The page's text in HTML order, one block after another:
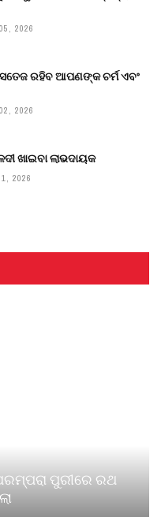
2026
ରହିବ ଆପଣଙ୍କ ଚର୍ମ ଏବଂ
2026
ଖାଇବା ଲାଭଦାୟକ
2026
ପୁରୀରେ ରଥ